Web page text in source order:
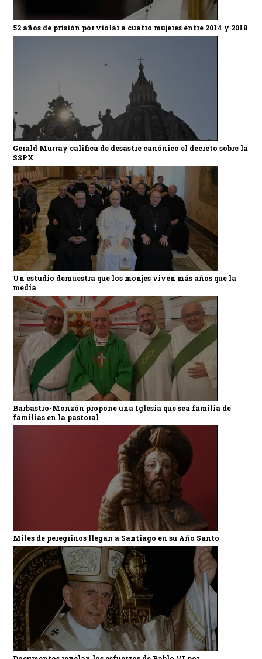
52 años de prisión por violar a cuatro mujeres entre 2014 y 2018
Gerald Murray califica de desastre canónico el decreto sobre la
SSPX
Un estudio demuestra que los monjes viven más años que la
media
Barbastro-Monzón propone una Iglesia que sea familia de
familias en la pastoral
Miles de peregrinos llegan a Santiago en su Año Santo